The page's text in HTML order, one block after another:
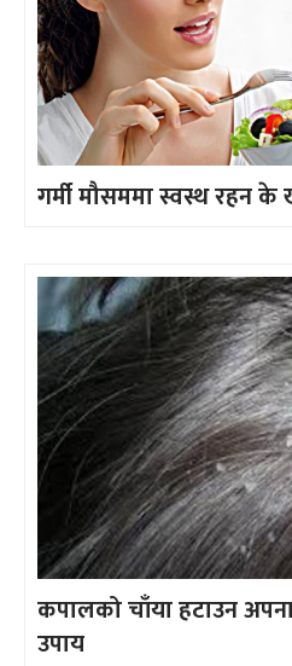
गर्मी मौसममा स्वस्थ रहन के
कपालको चाँया हटाउन
उपाय